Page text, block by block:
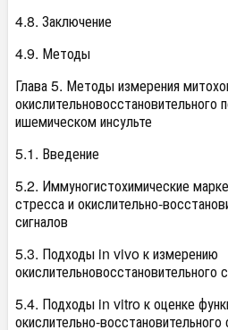
4.8. Заключение
4.9. Методы
Глава 5. Методы измерения
окислительновосстановительного
ишемическом инсульте
5.1. Введение
5.2. Иммуногистохимические
стресса и окислительно-
сигналов
5.3. Подходы in vivo к измерению
окислительновосстановительного
5.4. Подходы in vitro к оценке
окислительно-восстановительного